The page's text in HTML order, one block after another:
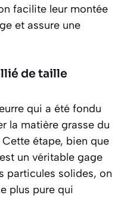
facilite leur montée
et assure une
de taille
qui a été fondu
la matière grasse du
étape, bien que
un véritable gage
particules solides, on
plus pure qui